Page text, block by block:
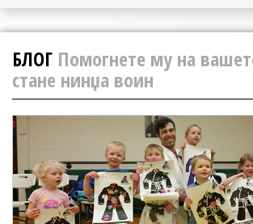
БЛОГ Помогнете му на
стане нинџа воин